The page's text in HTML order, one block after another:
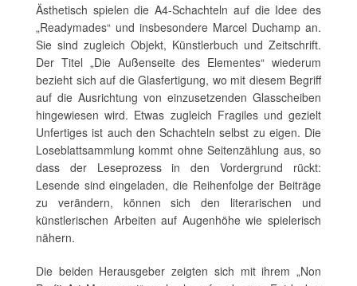
Ästhetisch spielen die A4-Schachteln auf die Idee des
„Readymades“ und insbesondere Marcel Duchamp an.
Sie sind zugleich Objekt, Künstlerbuch und Zeitschrift.
Der Titel „Die Außenseite des Elementes“ wiederum
bezieht sich auf die Glasfertigung, wo mit diesem Begriff
auf die Ausrichtung von einzusetzenden Glasscheiben
hingewiesen wird. Etwas zugleich Fragiles und gezielt
Unfertiges ist auch den Schachteln selbst zu eigen. Die
Loseblattsammlung kommt ohne Seitenzählung aus, so
dass der Leseprozess in den Vordergrund rückt:
Lesende sind eingeladen, die Reihenfolge der Beiträge
zu verändern, können sich den literarischen und
künstlerischen Arbeiten auf Augenhöhe wie spielerisch
nähern.
Die beiden Herausgeber zeigten sich mit ihrem „Non